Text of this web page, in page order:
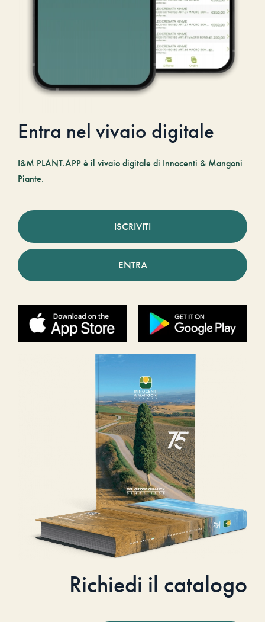
Entra nel vivaio digitale
I&M PLANT.APP è il vivaio digitale di Innocenti & Mangoni
Piante.
ISCRIVITI
ENTRA
Richiedi il catalogo